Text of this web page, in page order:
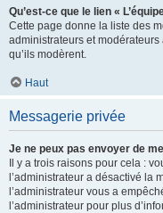
Qu’est-ce que le lien «
Cette page donne la liste des
administrateurs et
qu’ils modèrent.
Haut
Messagerie privée
Je ne peux pas envoyer de
Il y a trois raisons pour cela :
l’administrateur a désactivé la
l’administrateur vous a
l’administrateur pour plus